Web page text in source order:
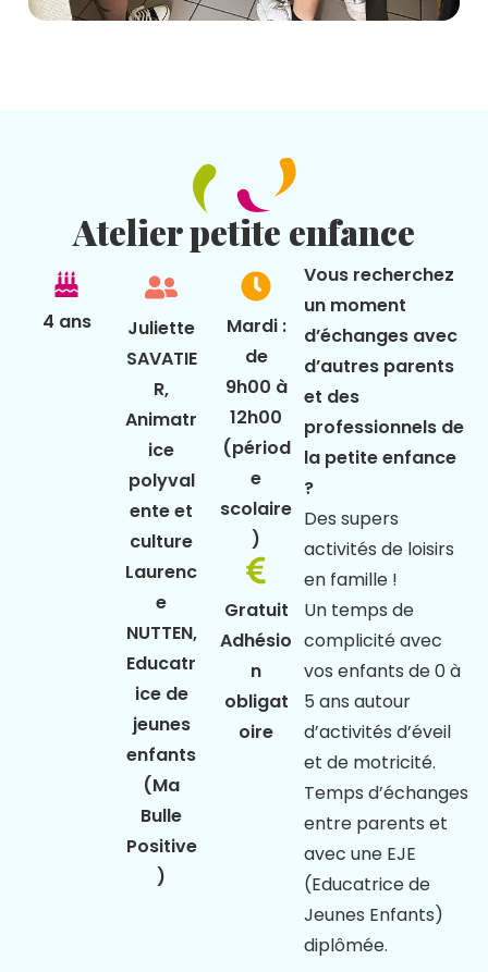
Atelier petite enfance
4 ans
Juliette
SAVATIE
R,
Animatr
ice
polyval
ente et
culture
Laurenc
e
NUTTEN,
Educatr
ice de
jeunes
enfants
(Ma
Bulle
Positive
)
Mardi :
de
9h00 à
12h00
(périod
e
scolaire
)
Gratuit
Adhésio
n
obligat
oire
Vous recherchez
un moment
d’échanges avec
d’autres parents
et des
professionnels de
la petite enfance
?
Des supers
activités de loisirs
en famille !
Un temps de
complicité avec
vos enfants de 0 à
5 ans autour
d’activités d’éveil
et de motricité.
Temps d’échanges
entre parents et
avec une EJE
(Educatrice de
Jeunes Enfants)
diplômée.